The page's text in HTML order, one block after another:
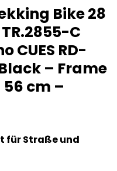
Bike 28
C
CUES RD-
– Frame
cm –
für Straße und